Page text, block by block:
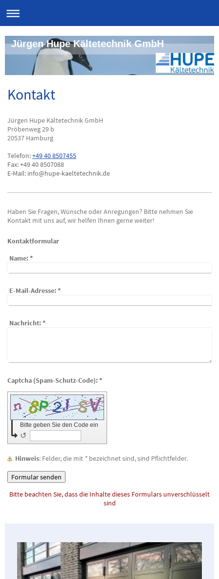
Jürgen Hupe Kältetechnik GmbH
Kontakt
Jürgen Hupe Kältetechnik GmbH
Pröbenweg 29 b
20537 Hamburg
Telefon:+49 40 8507455
Fax:+49 40 8507088
E-Mail: info@hupe-kaeltetechnik.de
Haben Sie Fragen, Wünsche oder Anregungen? Bitte nehmen Sie
Kontakt mit uns auf, wir helfen Ihnen gerne weiter!
Kontaktformular
Name:*
E-Mail-Adresse:*
Nachricht:*
Captcha (Spam-Schutz-Code): *
Bitte geben Sie den Code ein
↺
Hinweis : Felder, die mit * bezeichnet sind, sind Pflichtfelder.
Bitte beachten Sie, dass die Inhalte dieses Formulars unverschlüsselt
sind